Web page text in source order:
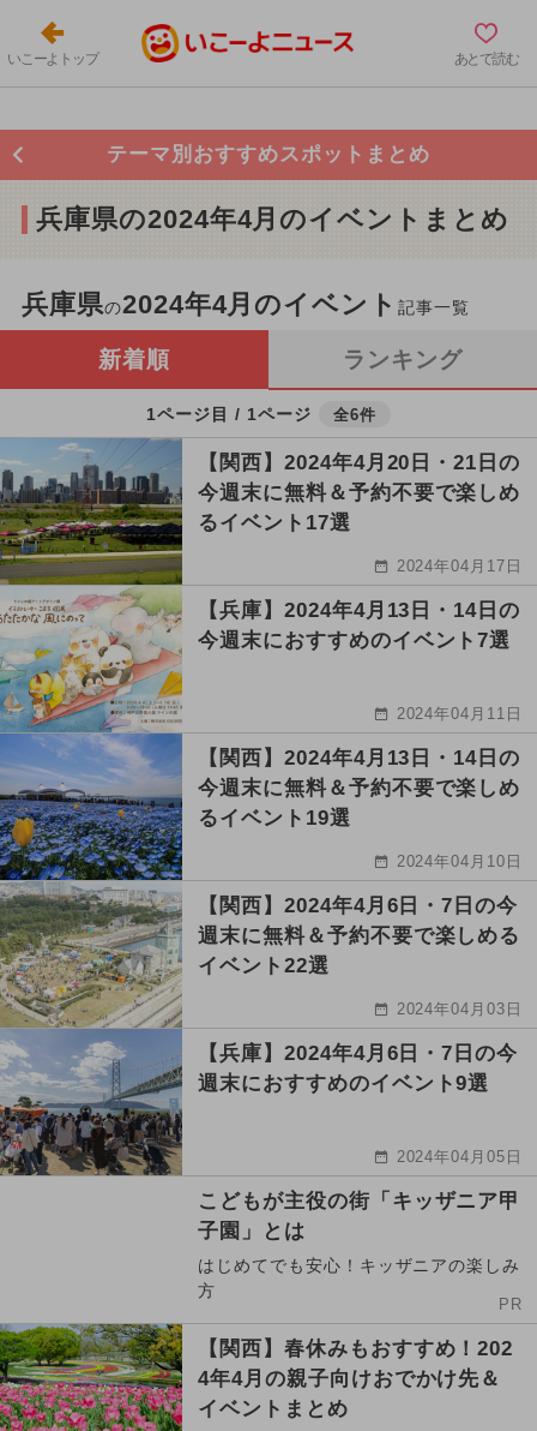
いこーよトップ あとで読む
テーマ別おすすめスポットまとめ
兵庫県の2024年4月のイベントまとめ
兵庫県の2024年4月のイベント記事一覧
新着順 ランキング
1ページ目 / 1ページ 全6件
【関西】2024年4月20日・21日の
今週末に無料＆予約不要で楽しめ
るイベント17選
2024年04月17日
【兵庫】2024年4月13日・14日の
今週末におすすめのイベント7選
2024年04月11日
【関西】2024年4月13日・14日の
今週末に無料＆予約不要で楽しめ
るイベント19選
2024年04月10日
【関西】2024年4月6日・7日の今
週末に無料＆予約不要で楽しめる
イベント22選
2024年04月03日
【兵庫】2024年4月6日・7日の今
週末におすすめのイベント9選
2024年04月05日
こどもが主役の街「キッザニア甲
子園」とは
はじめてでも安心！キッザニアの楽しみ
方
PR
【関西】春休みもおすすめ！202
4年4月の親子向けおでかけ先＆
イベントまとめ